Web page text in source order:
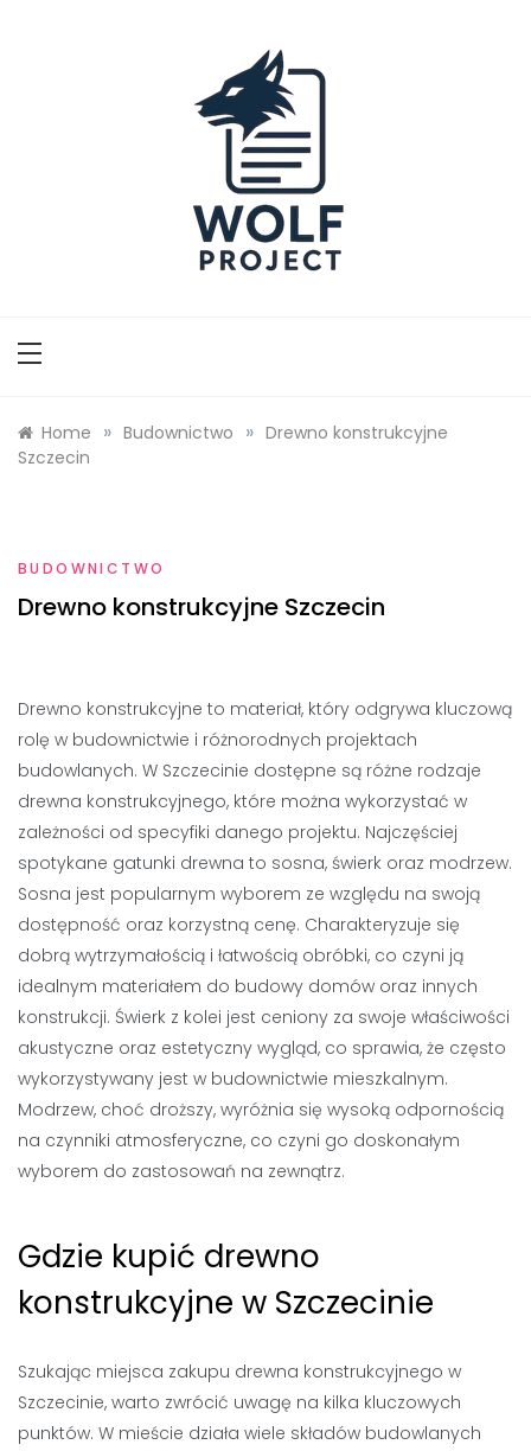
Home » Budownictwo » Drewno konstrukcyjne
Szczecin
BUDOWNICTWO
Drewno konstrukcyjne Szczecin
Drewno konstrukcyjne to materiał, który odgrywa kluczową
rolę w budownictwie i różnorodnych projektach
budowlanych. W Szczecinie dostępne są różne rodzaje
drewna konstrukcyjnego, które można wykorzystać w
zależności od specyfiki danego projektu. Najczęściej
spotykane gatunki drewna to sosna, świerk oraz modrzew.
Sosna jest popularnym wyborem ze względu na swoją
dostępność oraz korzystną cenę. Charakteryzuje się
dobrą wytrzymałością i łatwością obróbki, co czyni ją
idealnym materiałem do budowy domów oraz innych
konstrukcji. Świerk z kolei jest ceniony za swoje właściwości
akustyczne oraz estetyczny wygląd, co sprawia, że często
wykorzystywany jest w budownictwie mieszkalnym.
Modrzew, choć droższy, wyróżnia się wysoką odpornością
na czynniki atmosferyczne, co czyni go doskonałym
wyborem do zastosowań na zewnątrz.
Gdzie kupić drewno
konstrukcyjne w Szczecinie
Szukając miejsca zakupu drewna konstrukcyjnego w
Szczecinie, warto zwrócić uwagę na kilka kluczowych
punktów. W mieście działa wiele składów budowlanych